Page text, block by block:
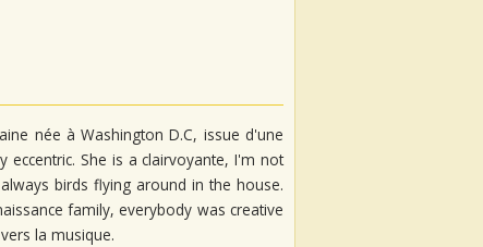
née à Washington D.C, issue d'une
She is a clairvoyante, I'm not
birds flying around in the house.
family, everybody was creative
la musique.